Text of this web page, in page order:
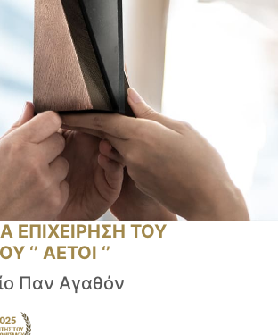
ΕΠΙΧΕΙΡΗΣΗ ΤΟΥ
‘’ ΑΕΤΟΙ ‘’
Παν Αγαθόν